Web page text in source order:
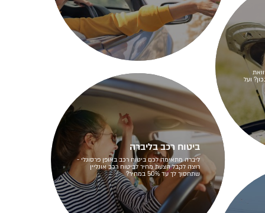
ועל
ביטוח רכב בליברה
ליברה מתאימה לכם ביטוח רכב באופן פרסונלי -
רוצה לקבל הצעת מחיר לביטוח רכב אונליין
שתחסוך לך עד 50% במחיר?